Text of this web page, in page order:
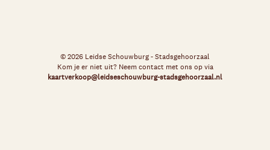
© 2026 Leidse Schouwburg - Stadsgehoorzaal
Kom je er niet uit? Neem contact met ons op via
kaartverkoop@leidseschouwburg-stadsgehoorzaal.nl